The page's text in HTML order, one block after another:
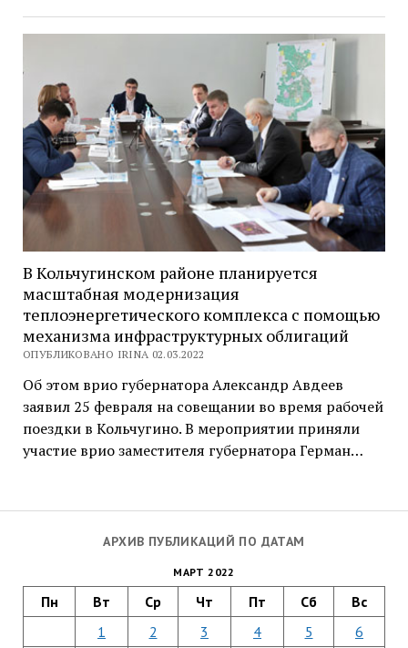
АРХИВ ПУБЛИКАЦИЙ ПО ДАТАМ
МАРТ 2022
Пн Вт Ср Чт Пт Сб Вс
1 2 3 4 5
6
В Кольчугинском районе планируется
масштабная модернизация
теплоэнергетического комплекса с помощью
механизма инфраструктурных облигаций
ОПУБЛИКОВАНО IRINA 02.03.2022
Об этом врио губернатора Александр Авдеев
заявил 25 февраля на совещании во время рабочей
поездки в Кольчугино. В мероприятии приняли
участие врио заместителя губернатора Герман…